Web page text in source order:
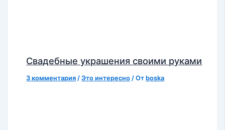
Свадебные украшения своими руками
3 комментария /Это интересно / От boska